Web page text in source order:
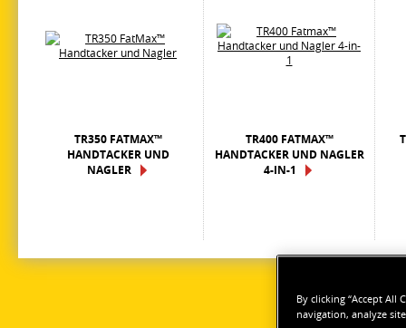
TR350 FATMAX™
HANDTACKER UND
NAGLER
TR400 FATMAX™
HANDTACKER UND NAGLER
4-IN-1
By clicking “Accept All
navigation, analyze